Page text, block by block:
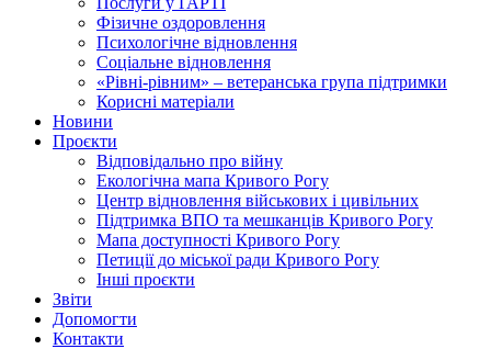
Фізичне оздоровлення
Психологічне відновлення
Соціальне відновлення
«Рівні-рівним» – ветеранська група підтримки
Корисні матеріали
Новини
Проєкти
Відповідально про війну
Екологічна мапа Кривого Рогу
Центр відновлення військових і цивільних
Підтримка ВПО та мешканців Кривого Рогу
Мапа доступності Кривого Рогу
Петиції до міської ради Кривого Рогу
Інші проєкти
Звіти
Допомогти
Контакти